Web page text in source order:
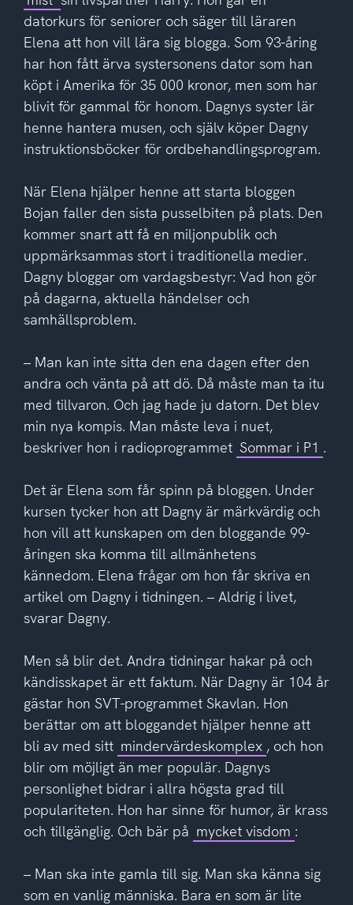
datorkurs för seniorer och säger till läraren
Elena att hon vill lära sig blogga. Som 93-åring
har hon fått ärva systersonens dator som han
köpt i Amerika för 35 000 kronor, men som har
blivit för gammal för honom. Dagnys syster lär
henne hantera musen, och själv köper Dagny
instruktionsböcker för ordbehandlingsprogram.
När Elena hjälper henne att starta bloggen
Bojan faller den sista pusselbiten på plats. Den
kommer snart att få en miljonpublik och
uppmärksammas stort i traditionella medier.
Dagny bloggar om vardagsbestyr: Vad hon gör
på dagarna, aktuella händelser och
samhällsproblem.
– Man kan inte sitta den ena dagen efter den
andra och vänta på att dö. Då måste man ta itu
med tillvaron. Och jag hade ju datorn. Det blev
min nya kompis. Man måste leva i nuet,
beskriver hon i radioprogrammet Sommar i P1 .
Det är Elena som får spinn på bloggen. Under
kursen tycker hon att Dagny är märkvärdig och
hon vill att kunskapen om den bloggande 99-
åringen ska komma till allmänhetens
kännedom. Elena frågar om hon får skriva en
artikel om Dagny i tidningen. – Aldrig i livet,
svarar Dagny.
Men så blir det. Andra tidningar hakar på och
kändisskapet är ett faktum. När Dagny är 104 år
gästar hon SVT-programmet Skavlan. Hon
berättar om att bloggandet hjälper henne att
bli av med sitt mindervärdeskomplex , och hon
blir om möjligt än mer populär. Dagnys
personlighet bidrar i allra högsta grad till
populariteten. Hon har sinne för humor, är krass
och tillgänglig. Och bär på mycket visdom :
– Man ska inte gamla till sig. Man ska känna sig
som en vanlig människa. Bara en som är lite